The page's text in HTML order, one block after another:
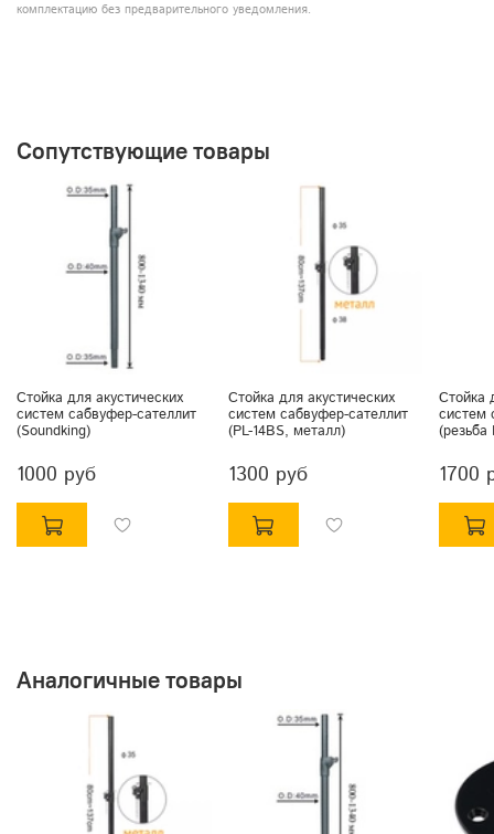
комплектацию без предварительного уведомления.
Сопутствующие товары
Стойка для акустических
систем сабвуфер-сателлит
(Soundking)
1000 руб
Стойка для акустических
систем сабвуфер-сателлит
(PL-14BS, металл)
1300 руб
Стойка
систем
1700
Аналогичные товары